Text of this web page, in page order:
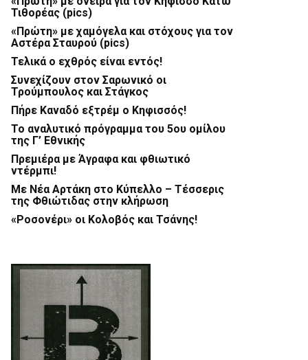
Τιθορέας (pics)
«Πρώτη» με χαμόγελα και στόχους για τον
Αστέρα Σταυρού (pics)
Τελικά ο εχθρός είναι εντός!
Συνεχίζουν στον Σαρωνικό οι
Τρούμπουλος και Στάγκος
Πήρε Καναδό εξτρέμ ο Κηφισσός!
Το αναλυτικό πρόγραμμα του 5ου ομίλου
της Γ’ Εθνικής
Πρεμιέρα με Άγραφα και φθιωτικό
ντέρμπι!
Με Νέα Αρτάκη στο Κύπελλο – Τέσσερις
της Φθιώτιδας στην κλήρωση
«Ροσονέρι» οι Κολοβός και Τσάνης!